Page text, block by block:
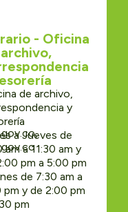
- Oficina
de archivo,
y
a Jueves de
am a 11:30 am y
pm a 5:00 pm
de 7:30 am a
pm y de 2:00 pm
pm